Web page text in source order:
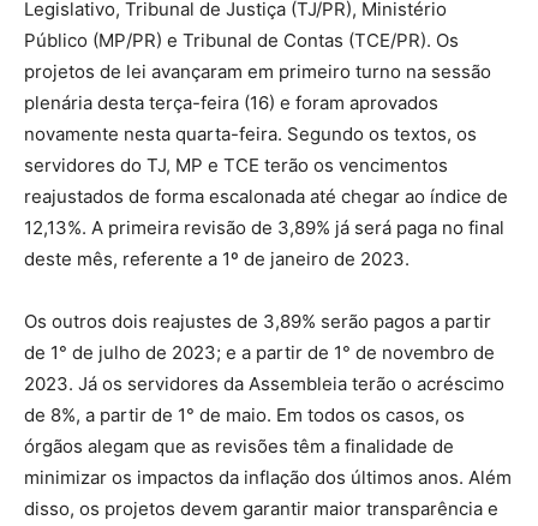
Legislativo, Tribunal de Justiça (TJ/PR), Ministério
Público (MP/PR) e Tribunal de Contas (TCE/PR). Os
projetos de lei avançaram em primeiro turno na sessão
plenária desta terça-feira (16) e foram aprovados
novamente nesta quarta-feira. Segundo os textos, os
servidores do TJ, MP e TCE terão os vencimentos
reajustados de forma escalonada até chegar ao índice de
12,13%. A primeira revisão de 3,89% já será paga no final
deste mês, referente a 1º de janeiro de 2023.
Os outros dois reajustes de 3,89% serão pagos a partir
de 1° de julho de 2023; e a partir de 1° de novembro de
2023. Já os servidores da Assembleia terão o acréscimo
de 8%, a partir de 1° de maio. Em todos os casos, os
órgãos alegam que as revisões têm a finalidade de
minimizar os impactos da inflação dos últimos anos. Além
disso, os projetos devem garantir maior transparência e